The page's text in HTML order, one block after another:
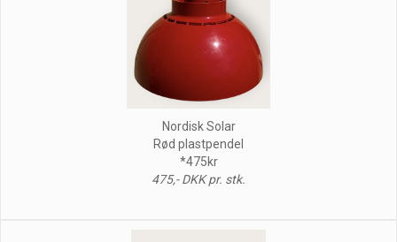
Nordisk Solar
Rød plastpendel
*475kr
475,- DKK pr. stk.